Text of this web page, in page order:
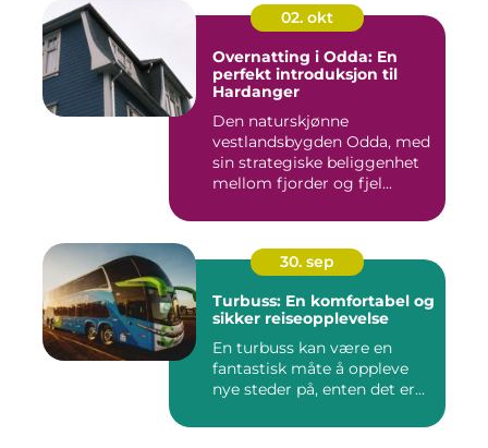
02. okt
Overnatting i Odda: En
perfekt introduksjon til
Hardanger
Den naturskjønne
vestlandsbygden Odda, med
sin strategiske beliggenhet
mellom fjorder og fjel...
30. sep
Turbuss: En komfortabel og
sikker reiseopplevelse
En turbuss kan være en
fantastisk måte å oppleve
nye steder på, enten det er...